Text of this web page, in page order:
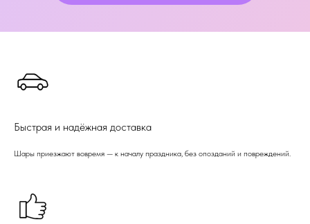
Быстрая и надёжная доставка
Шары приезжают вовремя — к началу праздника, без опозданий и повреждений.